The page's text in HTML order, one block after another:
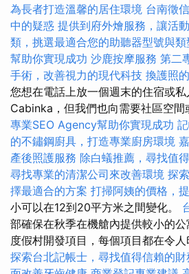
為長者打造溫馨的居住環境 台南徵
中的疑惑 提供到府外燴服務，讓活
類，挑選最適合您的助聽器型號與類
幫助你實現成功 沙鹿按摩服務 第二
手術，改善視力的現代科技 換護照
您想在電話上放一個週末的住宿或
Cabinka，但我們也向需要社區空間
專業SEO Agency幫助你實現成功
的不鏽鋼廚具，打造專業廚房環境
產後照護服務 除白蟻推薦，尋找值
尋找專業的清潔公司來改善環境 探
擇最適合的方案 打掃阿姨的價格，
小可以在12到20平方米之間變化。
部確保在秋季在機艙內提供較小的
度假村開發項目，每個項目都在令人
探索台北記帳士，尋找值得信賴的財